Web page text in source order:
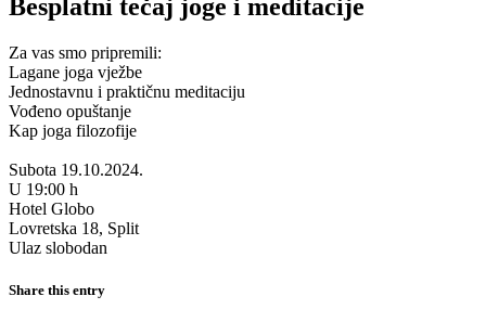
Besplatni tečaj joge i meditacije
Za vas smo pripremili:
Lagane joga vježbe
Jednostavnu i praktičnu meditaciju
Vođeno opuštanje
Kap joga filozofije
Subota 19.10.2024.
U 19:00 h
Hotel Globo
Lovretska 18, Split
Ulaz slobodan
Share this entry